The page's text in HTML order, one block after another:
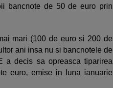
bancnote de 50 de euro prin
mari (100 de euro si 200 de
ani insa nu si bancnotele de
a decis sa opreasca tiparirea
euro, emise in luna ianuarie